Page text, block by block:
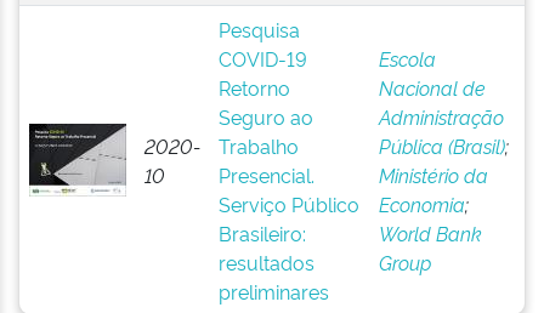
2020-
10
Pesquisa
COVID-19
Retorno
Seguro ao
Trabalho
Presencial.
Serviço Público
Brasileiro:
resultados
preliminares
Escola
Nacional de
Administração
Pública (Brasil);
Ministério da
Economia;
World Bank
Group